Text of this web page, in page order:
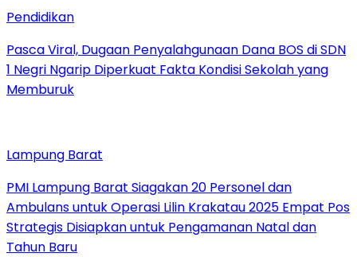
Pendidikan
Pasca Viral, Dugaan Penyalahgunaan Dana BOS di SDN
1 Negri Ngarip Diperkuat Fakta Kondisi Sekolah yang
Memburuk
Lampung Barat
PMI Lampung Barat Siagakan 20 Personel dan
Ambulans untuk Operasi Lilin Krakatau 2025 Empat Pos
Strategis Disiapkan untuk Pengamanan Natal dan
Tahun Baru